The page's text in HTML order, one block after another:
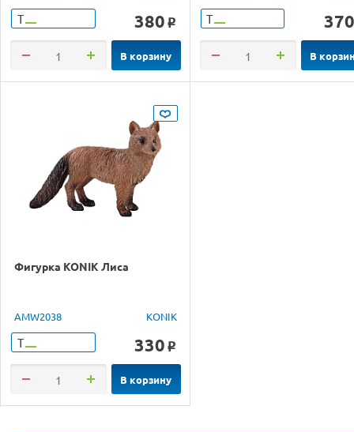
Т 380 o
В корзину
Т 370
В
Фигурка KONIK Лиса
AMW2038 KONIK
Т 330 o
В корзину